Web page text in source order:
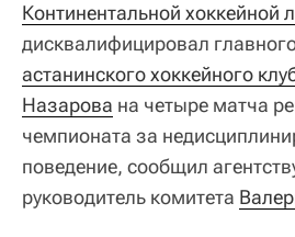
Континентальной хоккейной
дисквалифицировал
астанинского хоккейного
Назарова на четыре матча
чемпионата за
поведение, сообщил
руководитель комитета